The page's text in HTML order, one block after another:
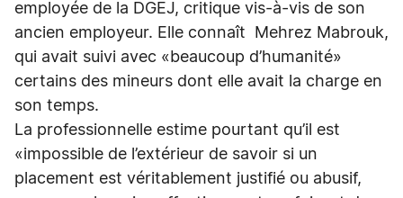
employée de la DGEJ, critique vis-à-vis de son
ancien employeur. Elle connaît Mehrez Mabrouk,
qui avait suivi avec «beaucoup d’humanité»
certains des mineurs dont elle avait la charge en
son temps.
La professionnelle estime pourtant qu’il est
«impossible de l’extérieur de savoir si un
placement est véritablement justifié ou abusif,